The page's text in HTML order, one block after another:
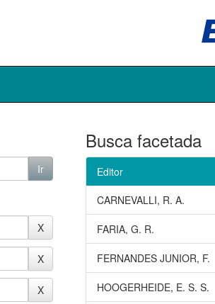
Busca facetada
Editor
CARNEVALLI, R. A.
FARIA, G. R.
FERNANDES JUNIOR, F.
HOOGERHEIDE, E. S. S.